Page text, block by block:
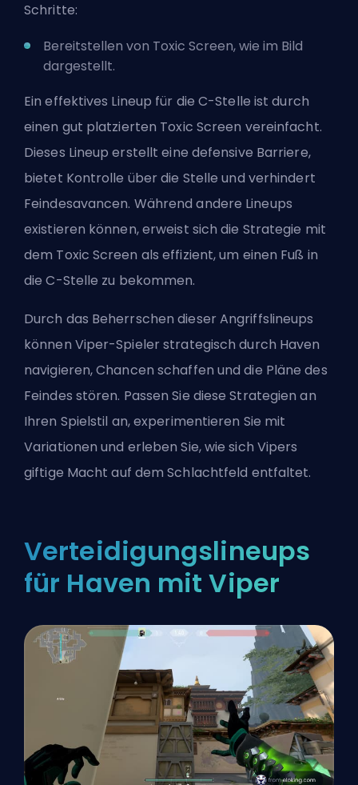
Schritte:
Bereitstellen von Toxic Screen, wie im Bild
dargestellt.
Ein effektives Lineup für die C-Stelle ist durch
einen gut platzierten Toxic Screen vereinfacht.
Dieses Lineup erstellt eine defensive Barriere,
bietet Kontrolle über die Stelle und verhindert
Feindesavancen. Während andere Lineups
existieren können, erweist sich die Strategie mit
dem Toxic Screen als effizient, um einen Fuß in
die C-Stelle zu bekommen.
Durch das Beherrschen dieser Angriffslineups
können Viper-Spieler strategisch durch Haven
navigieren, Chancen schaffen und die Pläne des
Feindes stören. Passen Sie diese Strategien an
Ihren Spielstil an, experimentieren Sie mit
Variationen und erleben Sie, wie sich Vipers
giftige Macht auf dem Schlachtfeld entfaltet.
Verteidigungslineups
für Haven mit Viper